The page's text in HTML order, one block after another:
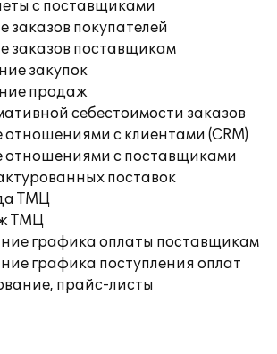
с поставщиками
покупателей
заказов поставщикам
закупок
продаж
себестоимости заказов
с клиентами (CRM)
отношениями с поставщиками
поставок
ТМЦ
ТМЦ
графика оплаты поставщикам
графика поступления оплат
прайс-листы